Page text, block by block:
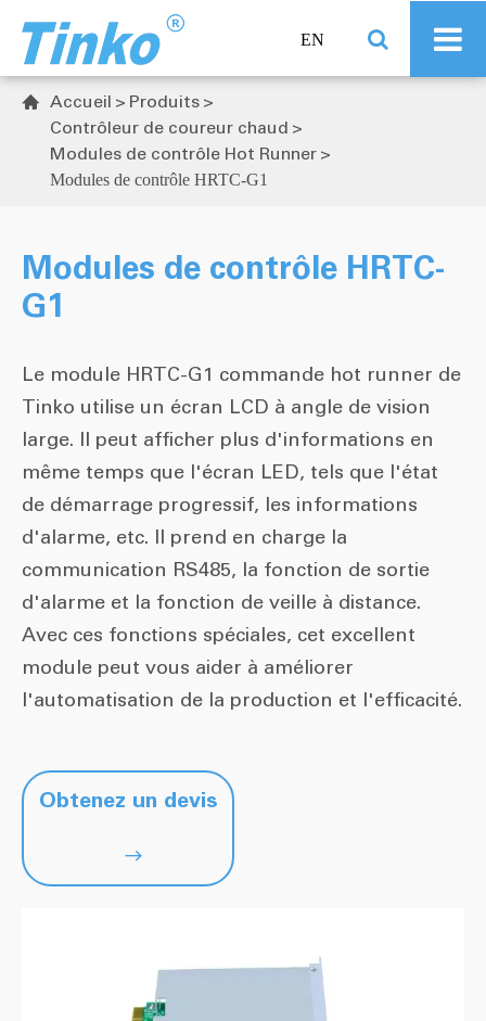
EN
 Accueil
Produits
Contrôleur de coureur chaud
Modules de contrôle Hot Runner
Modules de contrôle HRTC-G1
Modules de contrôle HRTC-
G1
Le module HRTC-G1 commande hot runner de
Tinko utilise un écran LCD à angle de vision
large. Il peut afficher plus d'informations en
même temps que l'écran LED, tels que l'état
de démarrage progressif, les informations
d'alarme, etc. Il prend en charge la
communication RS485, la fonction de sortie
d'alarme et la fonction de veille à distance.
Avec ces fonctions spéciales, cet excellent
module peut vous aider à améliorer
l'automatisation de la production et l'efficacité.
Obtenez un devis
